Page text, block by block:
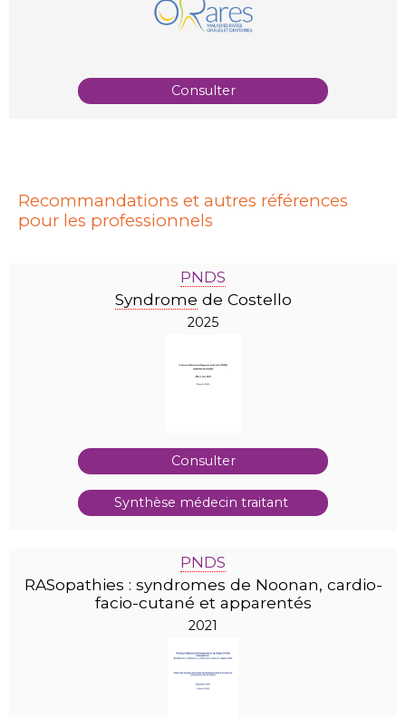
Consulter
Recommandations et autres références
pour les professionnels
PNDS
Syndrome de Costello
2025
Consulter
Synthèse médecin traitant
PNDS
RASopathies : syndromes de Noonan, cardio-
facio-cutané et apparentés
2021